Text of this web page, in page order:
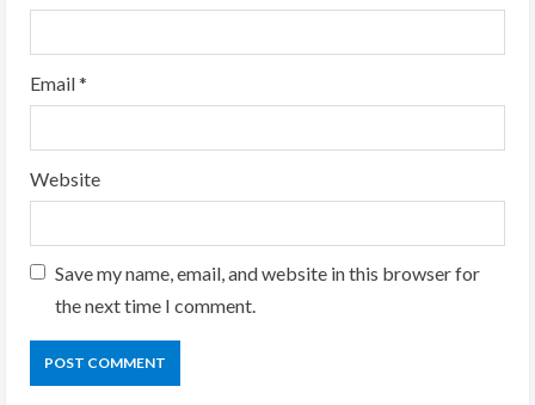
Email*
Website
Save my name, email, and website in this browser for
the next time I comment.